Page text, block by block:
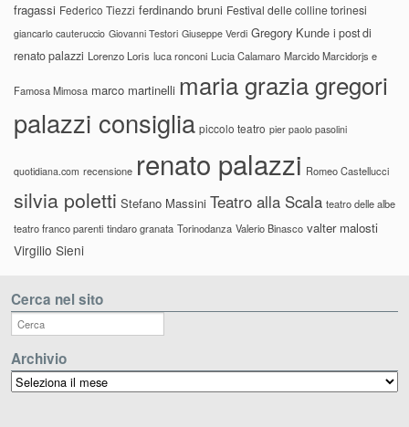
fragassi Federico Tiezzi ferdinando bruni Festival delle colline torinesi
giancarlo cauteruccio Giovanni Testori Giuseppe Verdi Gregory Kunde i post di
renato palazzi Lorenzo Loris luca ronconi Lucia Calamaro Marcido Marcidorjs e
Famosa Mimosa marco martinelli maria grazia gregori
palazzi consiglia piccolo teatro pier paolo pasolini
quotidiana.com recensione renato palazzi Romeo Castellucci
silvia poletti Stefano Massini Teatro alla Scala teatro delle albe
teatro franco parenti tindaro granata Torinodanza Valerio Binasco valter malosti
Virgilio Sieni
Cerca nel sito
Archivio
Archivio